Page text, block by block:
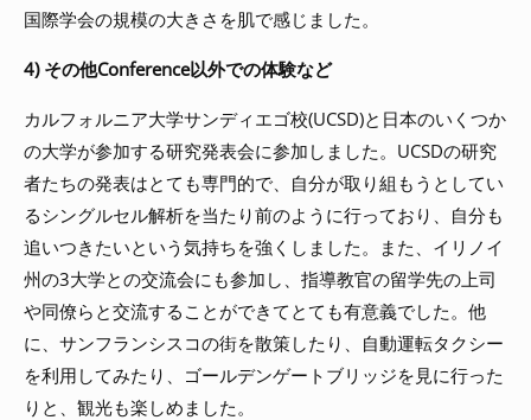
国際学会の規模の大きさを肌で感じました。
4) その他Conference以外での体験など
カルフォルニア大学サンディエゴ校(UCSD)と日本のいくつか
の大学が参加する研究発表会に参加しました。UCSDの研究
者たちの発表はとても専門的で、自分が取り組もうとしてい
るシングルセル解析を当たり前のように行っており、自分も
追いつきたいという気持ちを強くしました。また、イリノイ
州の3大学との交流会にも参加し、指導教官の留学先の上司
や同僚らと交流することができてとても有意義でした。他
に、サンフランシスコの街を散策したり、自動運転タクシー
を利用してみたり、ゴールデンゲートブリッジを見に行った
りと、観光も楽しめました。